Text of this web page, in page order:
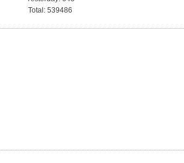
Total: 539486